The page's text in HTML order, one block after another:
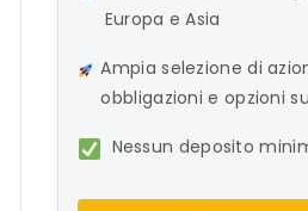
Europa e Asia
Ampia selezione di
obbligazioni e opzioni
Nessun deposito